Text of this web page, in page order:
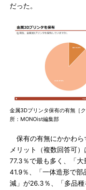
だった。
金属3Dプリンタ保有の有無［
所：MONOist編集部
保有の有無にかかわら
メリット（複数回答可
77.3％で最も多く、「
41.9％、「一体造形で
減」が26.3％、「多品